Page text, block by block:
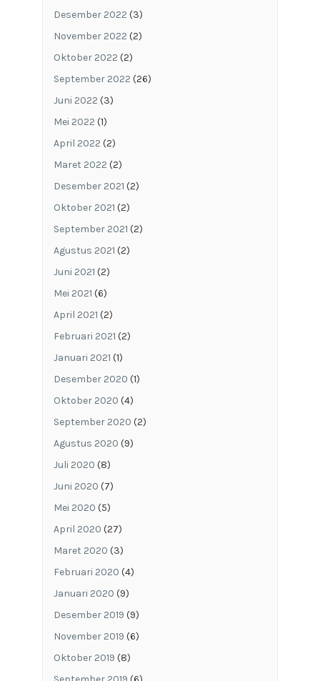
Desember 2022 (3)
November 2022 (2)
Oktober 2022 (2)
September 2022 (26)
Juni 2022 (3)
Mei 2022 (1)
April 2022 (2)
Maret 2022 (2)
Desember 2021 (2)
Oktober 2021 (2)
September 2021 (2)
Agustus 2021 (2)
Juni 2021 (2)
Mei 2021 (6)
April 2021 (2)
Februari 2021 (2)
Januari 2021 (1)
Desember 2020 (1)
Oktober 2020 (4)
September 2020 (2)
Agustus 2020 (9)
Juli 2020 (8)
Juni 2020 (7)
Mei 2020 (5)
April 2020 (27)
Maret 2020 (3)
Februari 2020 (4)
Januari 2020 (9)
Desember 2019 (9)
November 2019 (6)
Oktober 2019 (8)